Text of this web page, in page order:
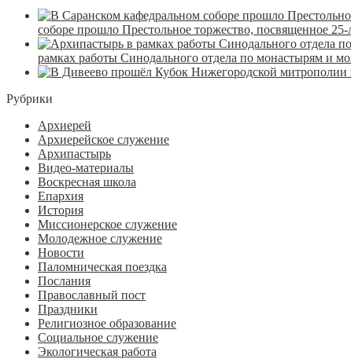
соборе прошло Престольное торжество, посвященное
рамках работы Синодального отдела по монастырям и
Рубрики
Архиерей
Архиерейское служение
Архипастырь
Видео-материалы
Воскресная школа
Епархия
История
Миссионерское служение
Молодежное служение
Новости
Паломническая поездка
Послания
Православный пост
Праздники
Религиозное образование
Социальное служение
Экологическая работа